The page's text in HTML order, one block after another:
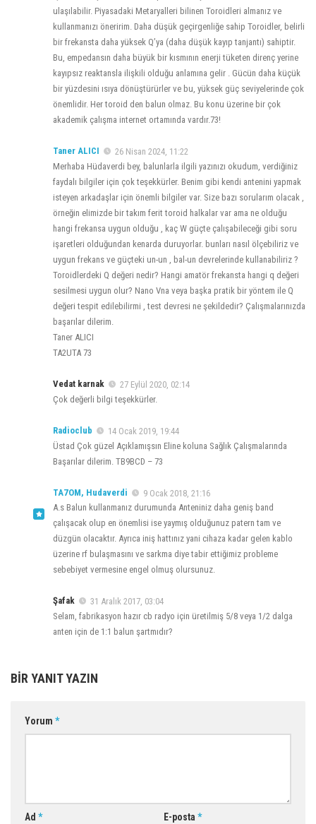
ulaşılabilir. Piyasadaki Metaryalleri bilinen Toroidleri almanız ve
kullanmanızı öneririm. Daha düşük geçirgenliğe sahip Toroidler, belirli
bir frekansta daha yüksek Q’ya (daha düşük kayıp tanjantı) sahiptir.
Bu, empedansın daha büyük bir kısmının enerji tüketen direnç yerine
kayıpsız reaktansla ilişkili olduğu anlamına gelir . Gücün daha küçük
bir yüzdesini ısıya dönüştürürler ve bu, yüksek güç seviyelerinde çok
önemlidir. Her toroid den balun olmaz. Bu konu üzerine bir çok
akademik çalışma internet ortamında vardır.73!
Taner ALICI
26 Nisan 2024, 11:22
Merhaba Hüdaverdi bey, balunlarla ilgili yazınızı okudum, verdiğiniz
faydalı bilgiler için çok teşekkürler. Benim gibi kendi antenini yapmak
isteyen arkadaşlar için önemli bilgiler var. Size bazı sorularım olacak ,
örneğin elimizde bir takım ferit toroid halkalar var ama ne olduğu
hangi frekansa uygun olduğu , kaç W güçte çalışabileceği gibi soru
işaretleri olduğundan kenarda duruyorlar. bunları nasıl ölçebiliriz ve
uygun frekans ve güçteki un-un , bal-un devrelerinde kullanabiliriz ?
Toroidlerdeki Q değeri nedir? Hangi amatör frekansta hangi q değeri
sesilmesi uygun olur? Nano Vna veya başka pratik bir yöntem ile Q
değeri tespit edilebilirmi , test devresi ne şekildedir? Çalışmalarınızda
başarılar dilerim.
Taner ALICI
TA2UTA 73
Vedat karnak
27 Eylül 2020, 02:14
Çok değerli bilgi teşekkürler.
Radioclub
14 Ocak 2019, 19:44
Üstad Çok güzel Açıklamışsın Eline koluna Sağlık Çalışmalarında
Başarılar dilerim. TB9BCD – 73
TA7OM, Hudaverdi
9 Ocak 2018, 21:16
A.s Balun kullanmanız durumunda Anteniniz daha geniş band
çalışacak olup en önemlisi ise yaymış olduğunuz patern tam ve
düzgün olacaktır. Ayrıca iniş hattınız yani cihaza kadar gelen kablo
üzerine rf bulaşmasını ve sarkma diye tabir ettiğimiz probleme
sebebiyet vermesine engel olmuş olursunuz.
Şafak
31 Aralık 2017, 03:04
Selam, fabrikasyon hazır cb radyo için üretilmiş 5/8 veya 1/2 dalga
anten için de 1:1 balun şartmıdır?
BIR YANIT YAZIN
Yorum *
Ad * E-posta *